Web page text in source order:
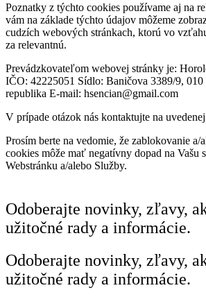
Poznatky z týchto cookies používame aj na
vám na základe týchto údajov môžeme
cudzích webových stránkach, ktorú vo
za relevantnú.
Prevádzkovateľom webovej stránky je:
IČO: 42225051 Sídlo: Baničova 3389/9,
republika E-mail: hsencian@gmail.com
V prípade otázok nás kontaktujte na
Prosím berte na vedomie, že zablokovanie a/
cookies môže mať negatívny dopad na
Webstránku a/alebo Služby.
Odoberajte novinky, zľavy,
užitočné rady a informácie.
Odoberajte novinky, zľavy,
užitočné rady a informácie.